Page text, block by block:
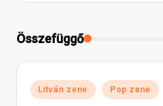
Összefüggő
Posted
in
Litván zene Pop zene